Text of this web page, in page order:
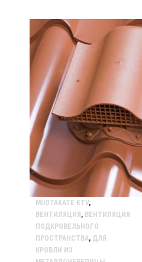
MUOTAKATE KTV,
ВЕНТИЛЯЦИЯ , ВЕНТИЛЯЦИЯ
ПОДКРОВЕЛЬНОГО
ПРОСТРАНСТВА, ДЛЯ
КРОВЛИ ИЗ